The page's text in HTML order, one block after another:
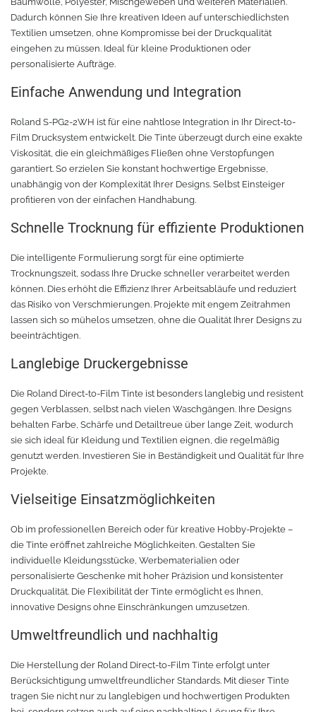
Chemica Firstmark
Chemica Hotmark
Chemica Holograflex
Chemica Upperflok
Chemica Galaxy
Chemica Sunmark
Chemica Printbar
Chemica Reflex
Chemica Darklite
Chemica Metallic
Chemica Fashion
Transferpapier
Transferfolie
Chemica Bling-Bling
Chemica Allmark
Chemica Carbon
Sonnenschutzfolie für Autos
Marathon
Schnellspanner
Taschen und Kisten
Ausstattung für Taschen
Werkzeugtasche
Handgelenktasche
Werkzeugkasten
Reinigung
Tücher
Reinigungsset
Glasschaber
Verpackungsmaschinen
Klebeband
Ausrüstung
Rollenständer
Materialrollen
Zubehör für Transferpressen
Teflonkissen
Teflonfolie und Klebeband
Dadurch können Sie Ihre kreativen Ideen auf unterschiedlichsten
Textilien umsetzen, ohne Kompromisse bei der Druckqualität
eingehen zu müssen. Ideal für kleine Produktionen oder
personalisierte Aufträge.
Einfache Anwendung und Integration
Roland S-PG2-2WH ist für eine nahtlose Integration in Ihr Direct-to-
Film Drucksystem entwickelt. Die Tinte überzeugt durch eine exakte
Viskosität, die ein gleichmäßiges Fließen ohne Verstopfungen
garantiert. So erzielen Sie konstant hochwertige Ergebnisse,
unabhängig von der Komplexität Ihrer Designs. Selbst Einsteiger
profitieren von der einfachen Handhabung.
Schnelle Trocknung für effiziente Produktionen
Die intelligente Formulierung sorgt für eine optimierte
Trocknungszeit, sodass Ihre Drucke schneller verarbeitet werden
können. Dies erhöht die Effizienz Ihrer Arbeitsabläufe und reduziert
das Risiko von Verschmierungen. Projekte mit engem Zeitrahmen
lassen sich so mühelos umsetzen, ohne die Qualität Ihrer Designs zu
beeinträchtigen.
Langlebige Druckergebnisse
Die Roland Direct-to-Film Tinte ist besonders langlebig und resistent
gegen Verblassen, selbst nach vielen Waschgängen. Ihre Designs
behalten Farbe, Schärfe und Detailtreue über lange Zeit, wodurch
sie sich ideal für Kleidung und Textilien eignen, die regelmäßig
genutzt werden. Investieren Sie in Beständigkeit und Qualität für Ihre
Projekte.
Vielseitige Einsatzmöglichkeiten
Ob im professionellen Bereich oder für kreative Hobby-Projekte –
die Tinte eröffnet zahlreiche Möglichkeiten. Gestalten Sie
individuelle Kleidungsstücke, Werbematerialien oder
personalisierte Geschenke mit hoher Präzision und konsistenter
Druckqualität. Die Flexibilität der Tinte ermöglicht es Ihnen,
innovative Designs ohne Einschränkungen umzusetzen.
Umweltfreundlich und nachhaltig
Die Herstellung der Roland Direct-to-Film Tinte erfolgt unter
Berücksichtigung umweltfreundlicher Standards. Mit dieser Tinte
tragen Sie nicht nur zu langlebigen und hochwertigen Produkten